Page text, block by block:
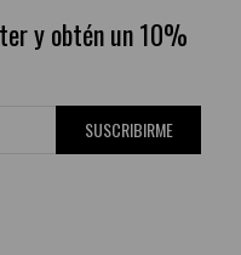
y obtén un 10%
SUSCRIBIRME